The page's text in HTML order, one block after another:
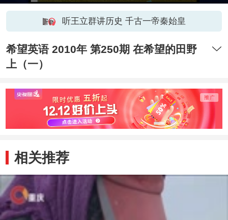
听王立群讲历史 千古一帝秦始皇
希望英语 2010年 第250期 在希望的田野
上（一）
相关推荐